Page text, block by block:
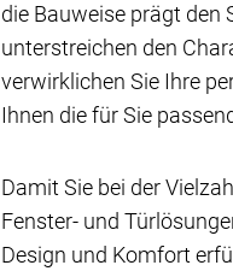
die Bauweise prägt den
unterstreichen den
verwirklichen Sie Ihre
Ihnen die für Sie
Damit Sie bei der
Fenster- und
Design und Komfort